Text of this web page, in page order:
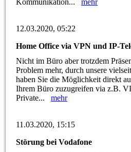
12.03.2020, 05:22
Home Office via VPN und IP-
Nicht im Büro aber trotzdem
Problem mehr, durch unsere
haben Sie die Möglichkeit direkt
Ihrem Büro zuzugreifen via z.B.
Private...mehr
11.03.2020, 15:15
Störung bei Vodafone